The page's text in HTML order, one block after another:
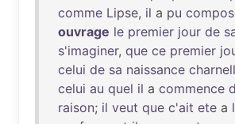
comme Lipse, il a pu
ouvrage le premier jour de
s'imaginer, que ce premier
celui de sa naissance
celui au quel il a commence
raison; il veut que c'ait ete a